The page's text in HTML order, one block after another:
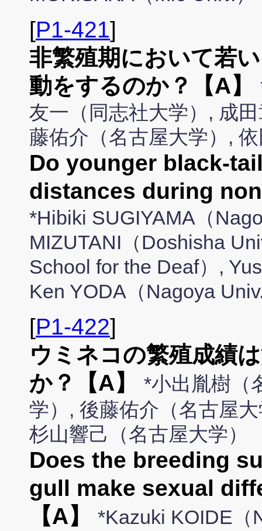
[P1-421]
非繁殖期において若
動をするのか？【A】
友一（同志社大学）, 成
藤佑介（名古屋大学）,
Do younger black-
distances during
*Hibiki SUGIYAMA（
MIZUTANI（Doshisha
School for the Deaf）,
Ken YODA（Nagoya
[P1-422]
ウミネコの繁殖成績
か？【A】
*小出胤樹（
学）, 後藤佑介（名古屋
杉山響己（名古屋大学）
Does the breeding
gull make sexual
【A】
*Kazuki KOIDE（